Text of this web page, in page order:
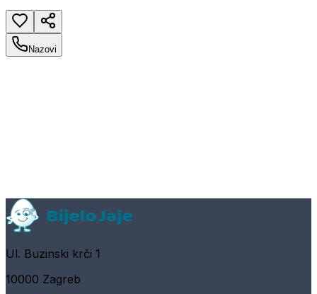
Nazovi
Ul. Buzinski krči 1
10000 Zagreb